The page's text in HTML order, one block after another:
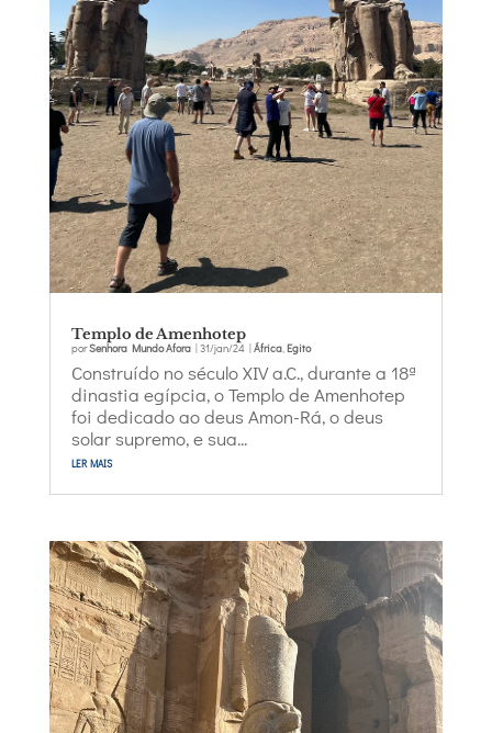
Templo de Amenhotep
porSenhora Mundo Afora| 31/jan/24| África, Egito
Construído no século XIV a.C., durante a 18ª
dinastia egípcia, o Templo de Amenhotep
foi dedicado ao deus Amon-Rá, o deus
solar supremo, e sua...
ler mais